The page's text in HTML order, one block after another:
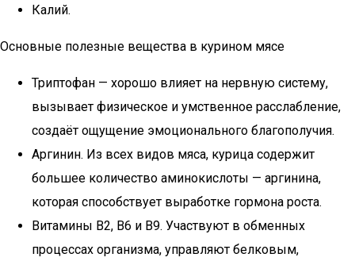
Калий.
Основные полезные вещества в курином мясе
Триптофан — хорошо влияет на нервную систему,
вызывает физическое и умственное расслабление,
создаёт ощущение эмоционального благополучия.
Аргинин. Из всех видов мяса, курица содержит
большее количество аминокислоты — аргинина,
которая способствует выработке гормона роста.
Витамины В2, В6 и В9. Участвуют в обменных
процессах организма, управляют белковым,